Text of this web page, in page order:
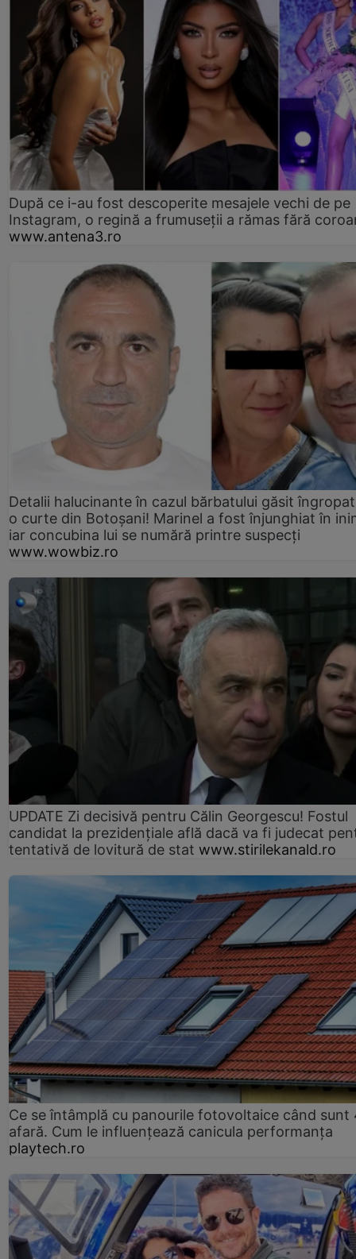
După ce i-au fost descoperite mesajele vechi de pe
Instagram, o regină a frumuseții a rămas fără
www.antena3.ro
Detalii halucinante în cazul bărbatului găsit
o curte din Botoșani! Marinel a fost înjunghiat în
iar concubina lui se numără printre suspecți
www.wowbiz.ro
UPDATE Zi decisivă pentru Călin Georgescu! Fostul
candidat la prezidențiale află dacă va fi judecat
tentativă de lovitură de stat www.stirilekanald.ro
Ce se întâmplă cu panourile fotovoltaice când sunt
afară. Cum le influențează canicula performanța
playtech.ro